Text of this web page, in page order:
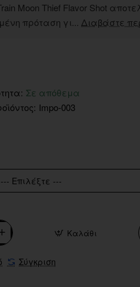
Moon Thief Flavor Shot
πρόταση γι... Διαβάστε
Σε απόθεμα
Impo-003
Καλάθι
Σύγκριση